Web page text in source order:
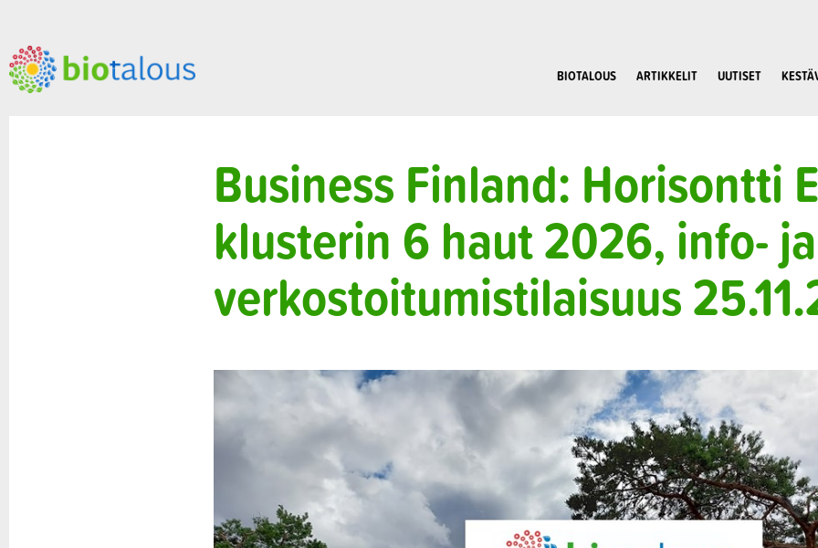
BIOTALOUS ARTIKKELIT UUTISET
Business Finland: Horisontti
klusterin 6 haut 2026, info- ja
verkostoitumistilaisuus